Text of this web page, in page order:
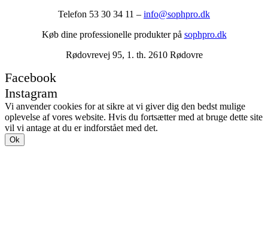
Telefon 53 30 34 11 – info@sophpro.dk
Køb dine professionelle produkter på sophpro.dk
Rødovrevej 95, 1. th. 2610 Rødovre
Facebook
Instagram
Vi anvender cookies for at sikre at vi giver dig den bedst mulige
oplevelse af vores website. Hvis du fortsætter med at bruge dette site
vil vi antage at du er indforstået med det.
Ok